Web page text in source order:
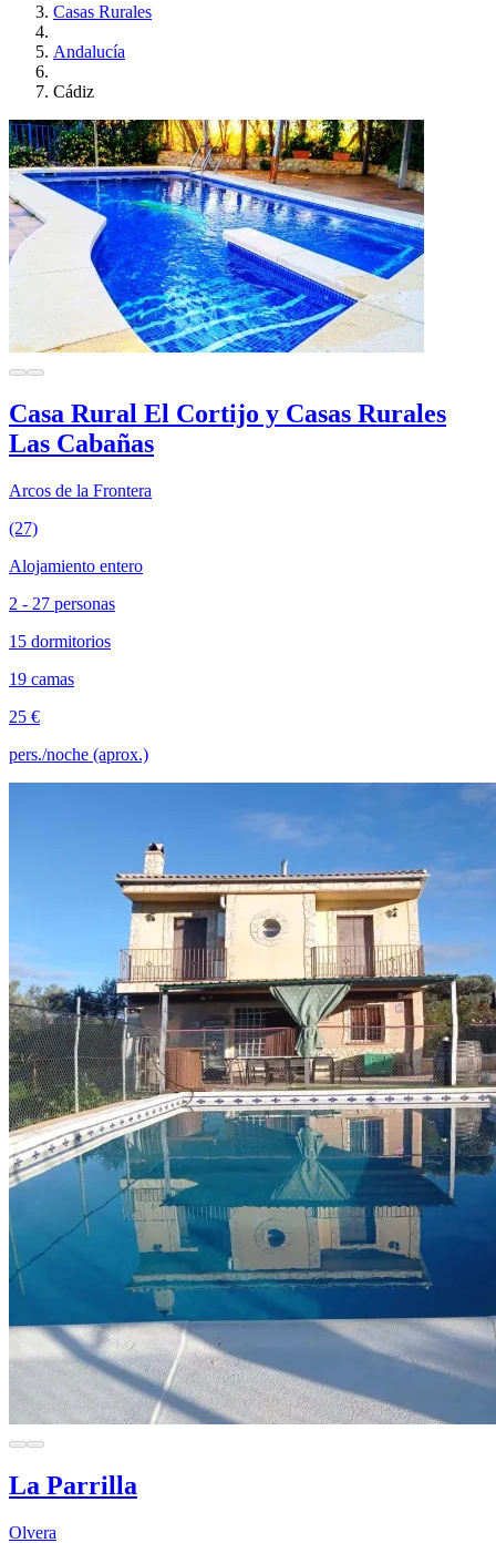
Casas Rurales
Andalucía
Cádiz
Casa Rural El Cortijo y Casas Rurales
Las Cabañas
Arcos de la Frontera
(27)
Alojamiento entero
2 - 27 personas
15 dormitorios
19 camas
25 €
pers./noche (aprox.)
La Parrilla
Olvera